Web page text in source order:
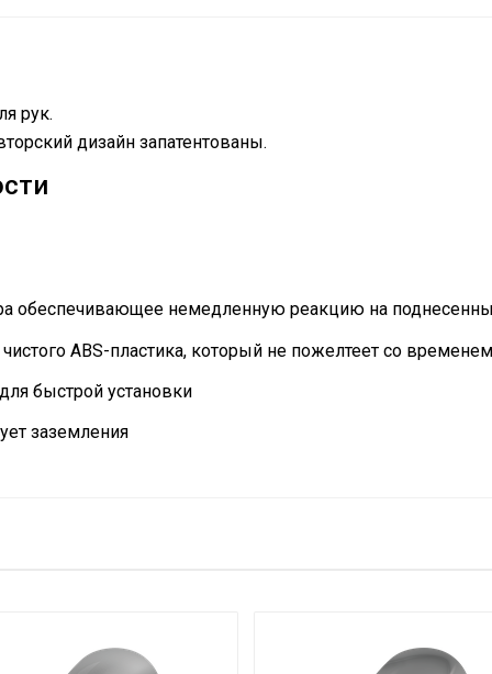
рук.
дизайн запатентованы.
обеспечивающее немедленную реакцию на
ABS-пластика, который не пожелтеет со временем
быстрой установки
заземления